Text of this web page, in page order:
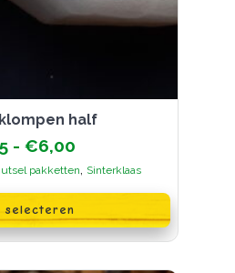
klompen half
- €6,00Prijsklasse:
€0,75
tot
€6,00
pakketten Sinterklaas
selecteren